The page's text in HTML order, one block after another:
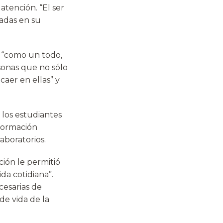
“El ser
en su
un todo,
que no sólo
en ellas” y
los estudiantes
le permitió
cotidiana”.
de
vida de la